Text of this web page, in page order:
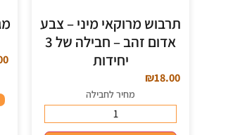
תרבוש מרוקאי מיני – צבע
אדום זהב – חבילה של 3
יחידות
₪18.00
מחיר לחבילה